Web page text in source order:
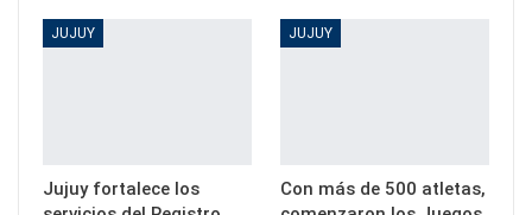
JUJUY
Jujuy fortalece los
JUJUY
Con más de 500 atletas,